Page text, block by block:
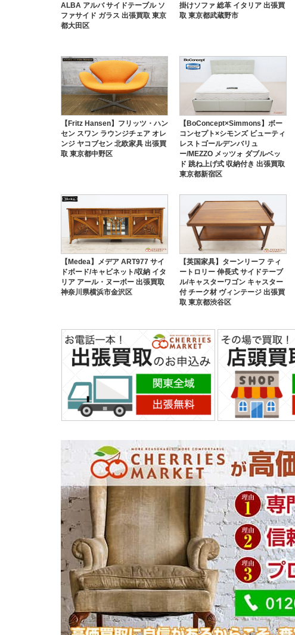
ALBA アルバ サイドテーブル ソ
ファサイド ガラス 出張買取 東京
都大田区
掛けソファ 総革 イタリア 出張買
取 東京都武蔵野市
【Fritz Hansen】フリッツ・ハン
セン スワン ラウンジチェア オレ
ンジ ヤコブセン 北欧家具 出張買
取 東京都中野区
【BoConcept×Simmons】ボー
コンセプト×シモンズ ビューティ
レストゴールデンバリュ
ー/MEZZO メッツォ ダブルベッ
ド 跳ね上げ式 収納付き 出張買取
東京都新宿区
【Medea】メデア ART977 サイ
ドボード/キャビネット/収納 イタ
リア アール・ヌーボー 出張買取
神奈川県横浜市金沢区
【英国家具】ターンリーフ ティ
ートロリー 伸長式 サイドテーブ
ル/キャスターワゴン キャスター
付 チーク材 ヴィンテージ 出張買
取 東京都渋谷区